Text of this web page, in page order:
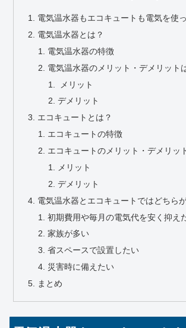
電気温水器もエコキュートも電気を使
電気温水器とは？
電気温水器の特徴
電気温水器のメリット・デメリット
メリット
デメリット
エコキュートとは？
エコキュートの特徴
エコキュートのメリット・デメリッ
メリット
デメリット
電気温水器とエコキュートではどちら
初期費用や毎月の電気代を安く抑え
家族が多い
省スペースで設置したい
災害時に備えたい
まとめ